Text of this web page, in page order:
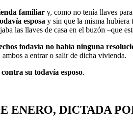
familiar y, como no tenía llaves
esposa y sin que la misma hubiera
las llaves de casa en el buzón –que
todavía no había ninguna
a entrar o salir de dicha vivienda.
su todavía esposo.
ENERO, DICTADA